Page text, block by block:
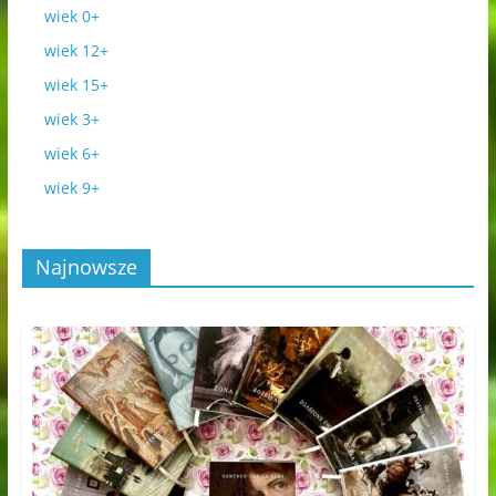
wiek 0+
wiek 12+
wiek 15+
wiek 3+
wiek 6+
wiek 9+
Najnowsze